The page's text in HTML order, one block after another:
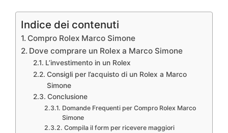
Indice dei contenuti
Compro Rolex Marco Simone
Dove comprare un Rolex a Marco Simone
L’investimento in un Rolex
Consigli per l’acquisto di un Rolex a Marco
Simone
Conclusione
Domande Frequenti per Compro Rolex Marco
Simone
Compila il form per ricevere maggiori